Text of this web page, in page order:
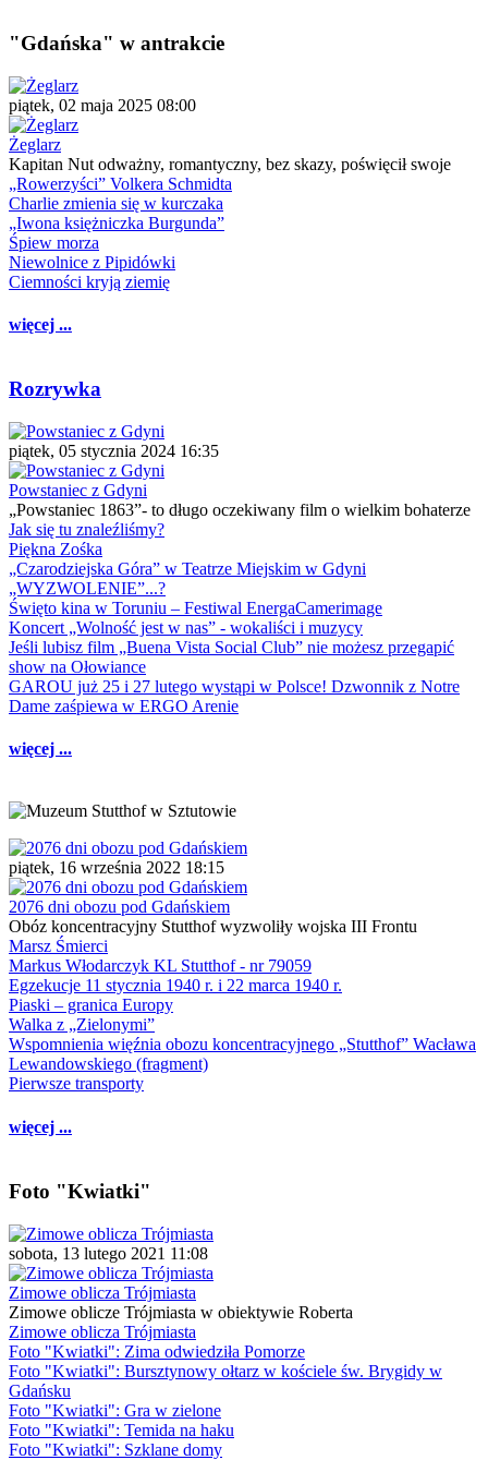
"Gdańska" w antrakcie
piątek, 02 maja 2025 08:00
Żeglarz
Kapitan Nut odważny, romantyczny, bez skazy, poświęcił swoje
„Rowerzyści” Volkera Schmidta
Charlie zmienia się w kurczaka
„Iwona księżniczka Burgunda”
Śpiew morza
Niewolnice z Pipidówki
Ciemności kryją ziemię
więcej ...
Rozrywka
piątek, 05 stycznia 2024 16:35
Powstaniec z Gdyni
„Powstaniec 1863”- to długo oczekiwany film o wielkim bohaterze
Jak się tu znaleźliśmy?
Piękna Zośka
„Czarodziejska Góra” w Teatrze Miejskim w Gdyni
„WYZWOLENIE”...?
Święto kina w Toruniu – Festiwal EnergaCamerimage
Koncert „Wolność jest w nas” - wokaliści i muzycy
Jeśli lubisz film „Buena Vista Social Club” nie możesz przegapić
show na Ołowiance
GAROU już 25 i 27 lutego wystąpi w Polsce! Dzwonnik z Notre
Dame zaśpiewa w ERGO Arenie
więcej ...
piątek, 16 września 2022 18:15
2076 dni obozu pod Gdańskiem
Obóz koncentracyjny Stutthof wyzwoliły wojska III Frontu
Marsz Śmierci
Markus Włodarczyk KL Stutthof - nr 79059
Egzekucje 11 stycznia 1940 r. i 22 marca 1940 r.
Piaski – granica Europy
Walka z „Zielonymi”
Wspomnienia więźnia obozu koncentracyjnego „Stutthof” Wacława
Lewandowskiego (fragment)
Pierwsze transporty
więcej ...
Foto "Kwiatki"
sobota, 13 lutego 2021 11:08
Zimowe oblicza Trójmiasta
Zimowe oblicze Trójmiasta w obiektywie Roberta
Zimowe oblicza Trójmiasta
Foto "Kwiatki": Zima odwiedziła Pomorze
Foto "Kwiatki": Bursztynowy ołtarz w kościele św. Brygidy w
Gdańsku
Foto "Kwiatki": Gra w zielone
Foto "Kwiatki": Temida na haku
Foto "Kwiatki": Szklane domy